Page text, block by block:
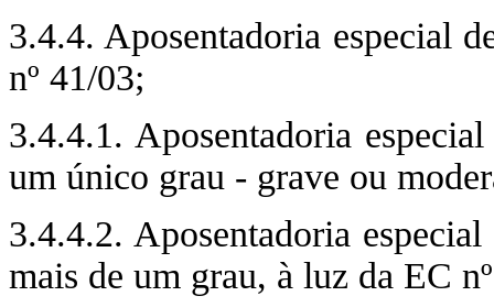
3.4.4. Aposentadoria especial
nº 41/03;
3.4.4.1. Aposentadoria
um único grau - grave ou
3.4.4.2. Aposentadoria
mais de um grau, à luz da EC